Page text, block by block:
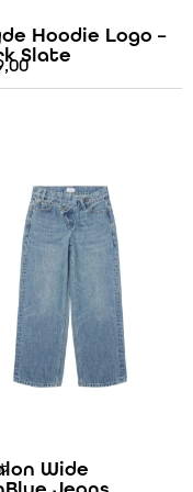
Hoodie Logo –
Slate
Wide